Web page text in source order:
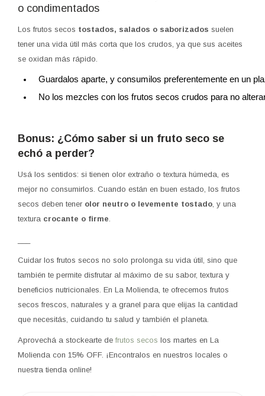
o condimentados
Los frutos secos tostados, salados o saborizados suelen
tener una vida útil más corta que los crudos, ya que sus aceites
se oxidan más rápido.
Guardalos aparte, y consumilos preferentemente en un
No los mezcles con los frutos secos crudos para no
Bonus: ¿Cómo saber si un fruto seco se
echó a perder?
Usá los sentidos: si tienen olor extraño o textura húmeda, es
mejor no consumirlos. Cuando están en buen estado, los frutos
secos deben tener olor neutro o levemente tostado , y una
textura crocante o firme
Cuidar los frutos secos no solo prolonga su vida útil, sino que
también te permite disfrutar al máximo de su sabor, textura y
beneficios nutricionales. En La Molienda, te ofrecemos frutos
secos frescos, naturales y a granel para que elijas la cantidad
que necesitás, cuidando tu salud y también el planeta.
Aprovechá a stockearte de frutos secos los martes en La
Molienda con 15% OFF. ¡Encontralos en nuestros locales o
nuestra tienda online!